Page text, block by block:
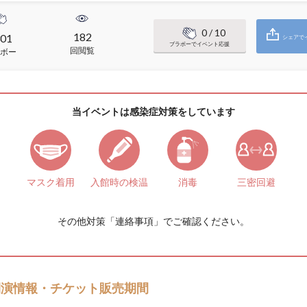
ー
182
回閲覧
0/ 10
ブラボーでイベント応援
シェアで
当イベントは感染症対策をしています
マスク着用 入館時の検温 消毒 三密回避
その他対策「連絡事項 」でご確認ください。
情報・チケット販売期間